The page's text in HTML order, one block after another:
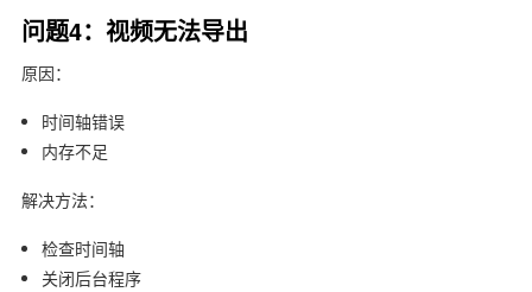
问题4：视频无法导出
原因：
时间轴错误
内存不足
解决方法：
检查时间轴
关闭后台程序